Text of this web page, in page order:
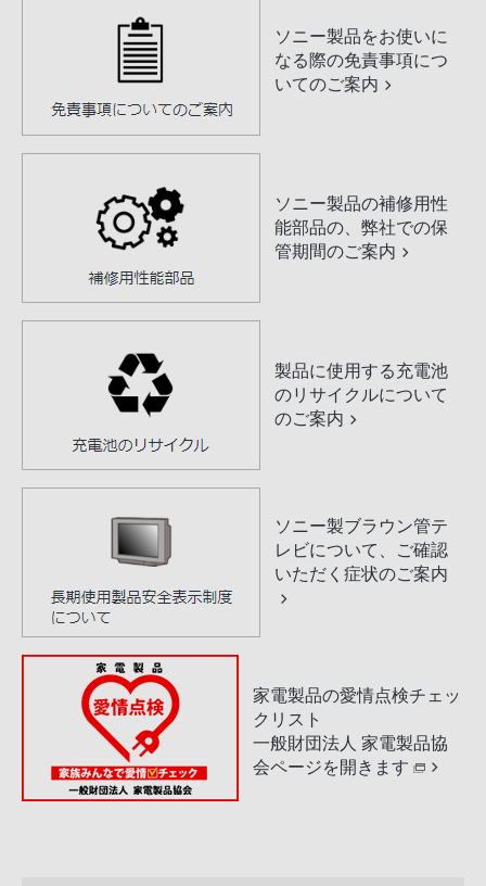
ソニー製品をお使いに
なる際の免責事項につ
いてのご案内
ソニー製品の補修用性
能部品の、弊社での保
管期間のご案内
製品に使用する充電池
のリサイクルについて
のご案内
ソニー製ブラウン管テ
レビについて、ご確認
いただく症状のご案内
家電製品の愛情点検チェッ
クリスト
一般財団法人 家電製品協
会ページを開きます